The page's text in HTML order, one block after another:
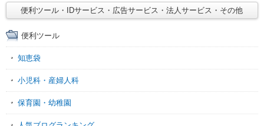
便利ツール・IDサービス・広告サービス・法人サービス・その他
便利ツール
知恵袋
小児科・産婦人科
保育園・幼稚園